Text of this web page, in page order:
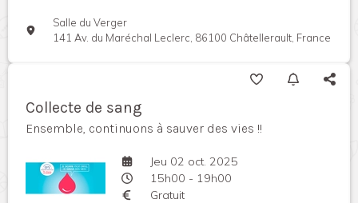
Salle du Verger
141 Av. du Maréchal Leclerc, 86100 Châtellerault, France
Collecte de sang
Ensemble, continuons à sauver des vies !!
Jeu 02 oct. 2025
15h00 - 19h00
Gratuit